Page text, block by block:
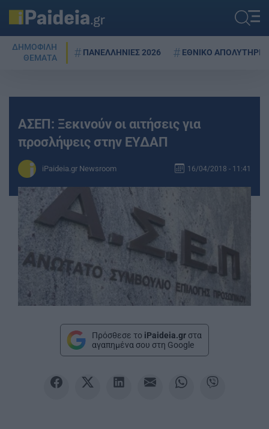
ΔΗΜΟΦΙΛΗ
ΘΕΜΑΤΑ
ΠΑΝΕΛΛΗΝΙΕΣ 2026 ΕΘΝΙΚΟ ΑΠΟΛΥΤΗΡΙΟ
ΑΣΕΠ: Ξεκινούν οι αιτήσεις για
προσλήψεις στην ΕΥΔΑΠ
iPaideia.gr Newsroom 16/04/2018 - 11:41
Πρόσθεσε το iPaideia.gr στα
αγαπημένα σου στη Google